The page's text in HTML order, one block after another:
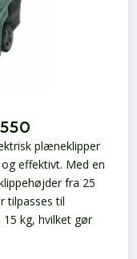
plæneklipper
effektivt. Med en
fra 25
tilpasses til
kg, hvilket gør